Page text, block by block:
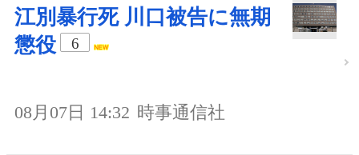
江別暴行死 川口被告に無期
懲役
6
08月07日 14:32 時事通信社